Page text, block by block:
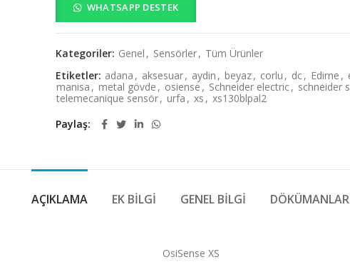
WHATSAPP DESTEK
Kategoriler: Genel , Sensörler, Tüm Ürünler
Etiketler: adana , aksesuar, aydin , beyaz, corlu , dc, Edirne ,
manisa , metal gövde , osiense , Schneider electric, schneider
telemecanique sensör, urfa , xs , xs130blpal2
Paylaş
AÇIKLAMA EK BILGI GENEL BILGI DÖKÜMANLAR
OsiSense XS